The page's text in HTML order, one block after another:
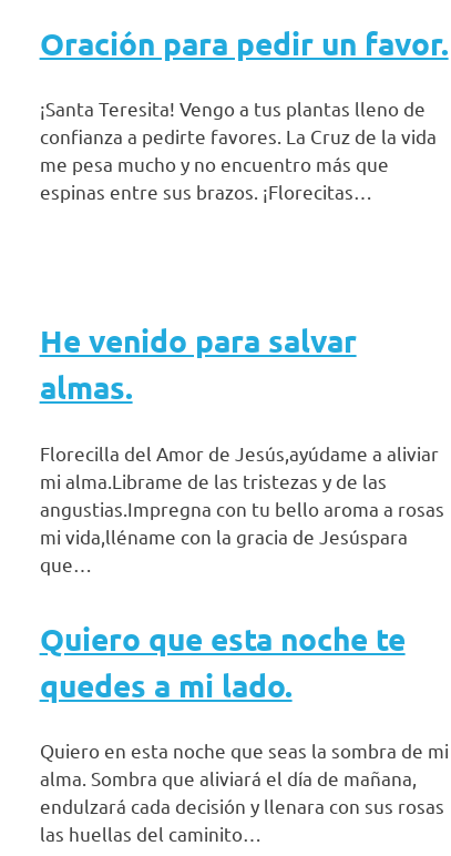
Oración para pedir un favor.
¡Santa Teresita! Vengo a tus plantas lleno de
confianza a pedirte favores. La Cruz de la vida
me pesa mucho y no encuentro más que
espinas entre sus brazos. ¡Florecitas…
He venido para salvar
almas.
Florecilla del Amor de Jesús,ayúdame a aliviar
mi alma.Librame de las tristezas y de las
angustias.Impregna con tu bello aroma a rosas
mi vida,lléname con la gracia de Jesúspara
que…
Quiero que esta noche te
quedes a mi lado.
Quiero en esta noche que seas la sombra de mi
alma. Sombra que aliviará el día de mañana,
endulzará cada decisión y llenara con sus rosas
las huellas del caminito…